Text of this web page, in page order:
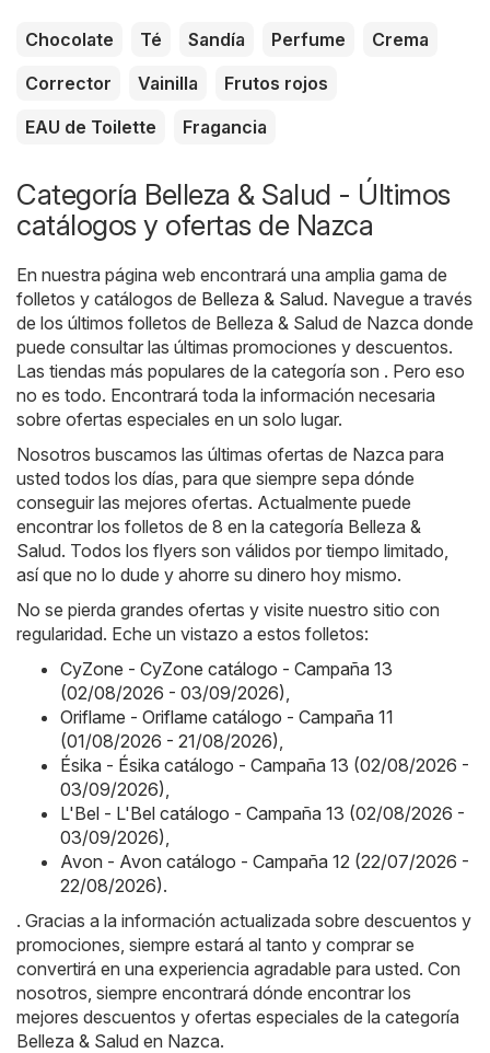
Chocolate Té Sandía Perfume
Crema
Corrector
Vainilla
Frutos rojos
EAU de Toilette
Fragancia
Categoría Belleza & Salud - Últimos
catálogos y ofertas de Nazca
En nuestra página web encontrará una amplia gama de
folletos y catálogos de Belleza & Salud. Navegue a través
de los últimos folletos de Belleza & Salud de Nazca donde
puede consultar las últimas promociones y descuentos.
Las tiendas más populares de la categoría son . Pero eso
no es todo. Encontrará toda la información necesaria
sobre ofertas especiales en un solo lugar.
Nosotros buscamos las últimas ofertas de Nazca para
usted todos los días, para que siempre sepa dónde
conseguir las mejores ofertas. Actualmente puede
encontrar los folletos de 8 en la categoría Belleza &
Salud. Todos los flyers son válidos por tiempo limitado,
así que no lo dude y ahorre su dinero hoy mismo.
No se pierda grandes ofertas y visite nuestro sitio con
regularidad. Eche un vistazo a estos folletos:
CyZone - CyZone catálogo - Campaña 13
(02/08/2026 - 03/09/2026)
Oriflame - Oriflame catálogo - Campaña 11
(01/08/2026 - 21/08/2026)
Ésika - Ésika catálogo - Campaña 13 (02/08/2026 -
03/09/2026)
L'Bel - L'Bel catálogo - Campaña 13 (02/08/2026 -
03/09/2026)
Avon - Avon catálogo - Campaña 12 (22/07/2026 -
22/08/2026).
. Gracias a la información actualizada sobre descuentos y
promociones, siempre estará al tanto y comprar se
convertirá en una experiencia agradable para usted. Con
nosotros, siempre encontrará dónde encontrar los
mejores descuentos y ofertas especiales de la categoría
Belleza & Salud en Nazca.